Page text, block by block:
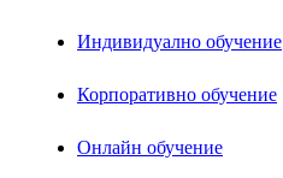
Индивидуално обучение
Корпоративно обучение
Онлайн обучение